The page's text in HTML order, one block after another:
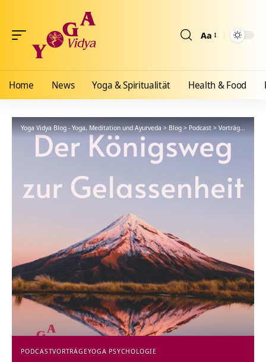
Aa
Home News Yoga & Spiritualität Health & Food
Yoga Vidya Blog - Yoga, Meditation und Ayurveda>Blog>Podcast>Vorträge >135
PODCASTVORTRÄGEYOGA PSYCHOLOGIE